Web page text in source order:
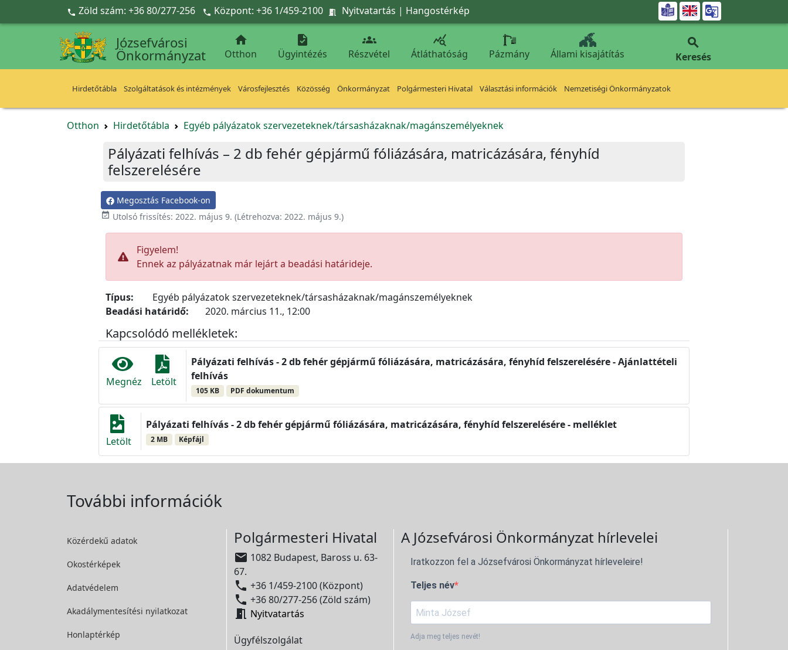
Ugrás a fő tartalomra
 Zöld szám: +36 80/277-256  Központ: +36 1/459-2100  Nyitvatartás | Hangostérkép 
Józsefvárosi
Önkormányzat

Otthon

Ügyintézés

Részvétel

Átláthatóság Pázmány Állami kisajátítás

Keresés
Hirdetőtábla Szolgáltatások és intézmények Városfejlesztés Közösség Önkormányzat Polgármesteri Hivatal Választási információk Nemzetiségi Önkormányzatok
Otthon Hirdetőtábla Egyéb pályázatok szervezeteknek/társasházaknak/magánszemélyeknek
Pályázati felhívás – 2 db fehér gépjármű fóliázására, matricázására, fényhíd
felszerelésére
Megosztás Facebook-on
 Utolsó frissítés: 2022. május 9. (Létrehozva: 2022. május 9.)
Figyelem!
Ennek az pályázatnak már lejárt a beadási határideje.
Típus:
Egyéb pályázatok szervezeteknek/társasházaknak/magánszemélyeknek
Beadási határidő:
2020. március 11., 12:00
Kapcsolódó mellékletek:
Megnéz Letölt
Pályázati felhívás - 2 db fehér gépjármű fóliázására, matricázására, fényhíd felszerelésére - Ajánlattételi
felhívás
105 KB PDF dokumentum
Letölt
Pályázati felhívás - 2 db fehér gépjármű fóliázására, matricázására, fényhíd felszerelésére - melléklet
2 MB Képfájl
További információk
Közérdekű adatok
Okostérképek
Adatvédelem
Akadálymentesítési nyilatkozat
Honlaptérkép
Polgármesteri Hivatal
 1082 Budapest, Baross u. 63-
67.
 +36 1/459-2100 (Központ)
 +36 80/277-256 (Zöld szám)
 Nyitvatartás
Ügyfélszolgálat
A Józsefvárosi Önkormányzat hírlevelei
Iratkozzon fel a Józsefvárosi Önkormányzat hírleveleire!
Teljes név
Adja meg teljes nevét!